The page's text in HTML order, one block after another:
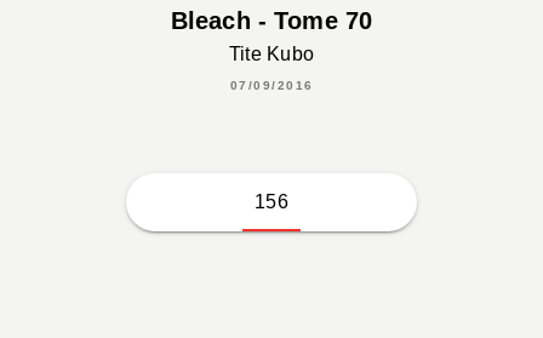
Bleach - Tome 70
Tite Kubo
07/09/2016
156